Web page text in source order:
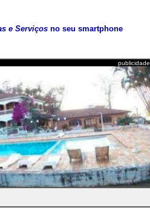
e Serviços no seu smartphone
publicidade